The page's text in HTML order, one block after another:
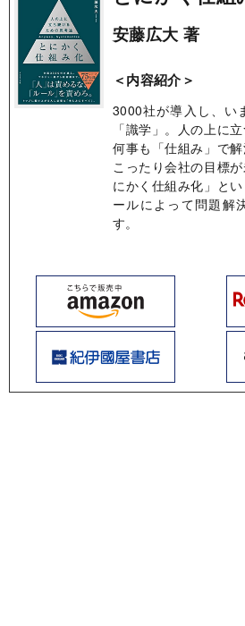
安藤広大 著
＜内容紹介＞
3000社が導入し、い
「識学」。人の上に
何事も「仕組み」で
こったり会社の目標
にかく仕組み化」と
ールによって問題解
す。